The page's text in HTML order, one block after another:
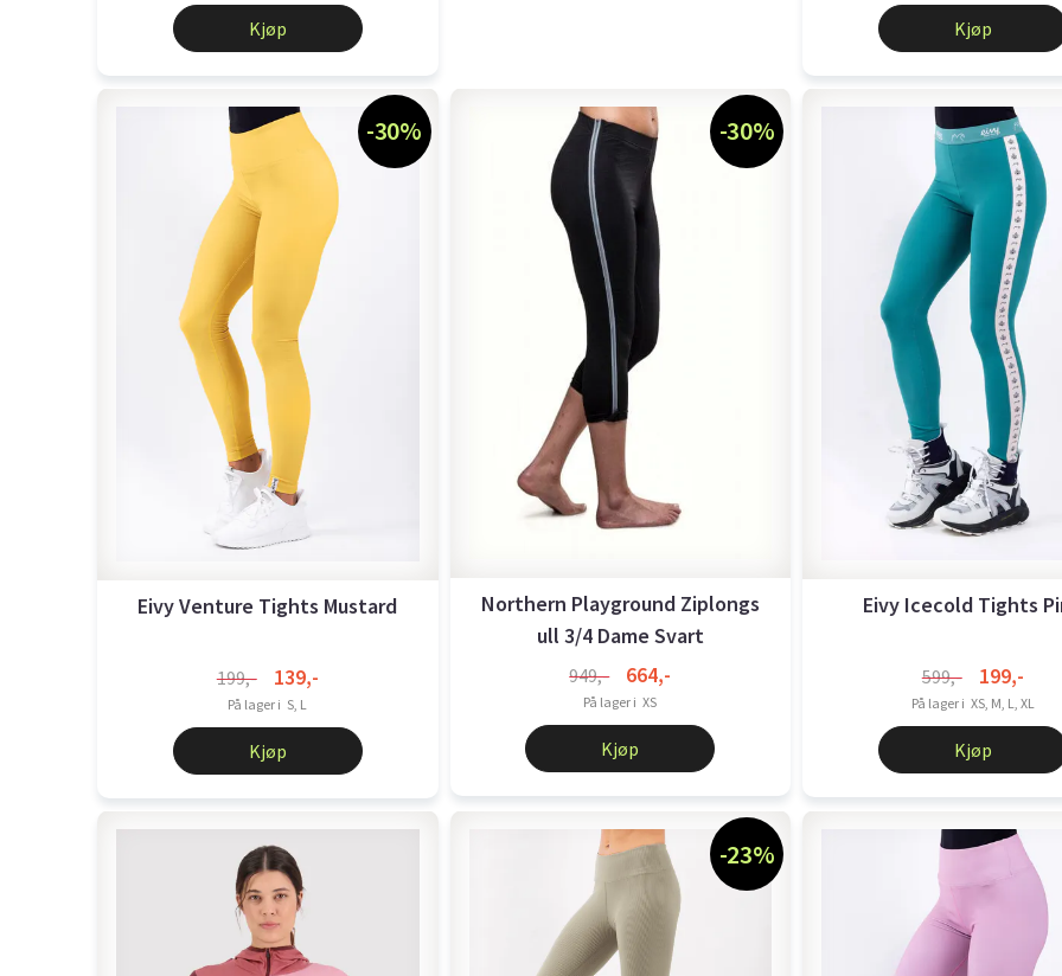
Kjøp Kjøp
-30%
Eivy Venture Tights Mustard
199,- 139,-
På lager i S, L
Kjøp
-30%
Northern Playground Ziplongs
ull 3/4 Dame Svart
949,- 664,-
På lager i XS
Kjøp
Eivy Icecold Tights
599,- 199,-
På lager i XS, M, L, XL
Kjøp
-23%